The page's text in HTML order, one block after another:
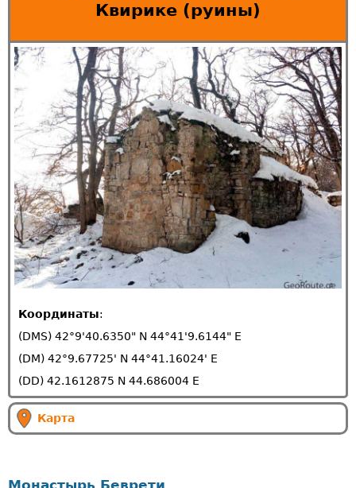
Квирике (руины)
Координаты:
(DMS) 42°9'40.6350" N 44°41'9.6144" E
(DM) 42°9.67725' N 44°41.16024' E
(DD) 42.1612875 N 44.686004 E
Карта